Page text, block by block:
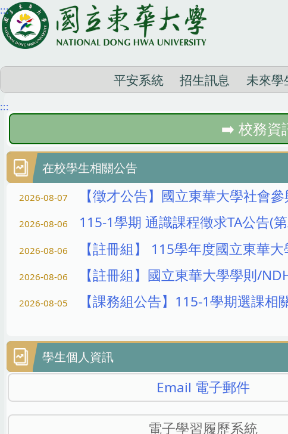
跳
到
主
容
區
:::
平安系統 招生訊息 未來學
:::
校務資
在校學生相關公告
2026-08-07 【徵才公告】國立東華大學社會
2026-08-06 115-1學期 通識課程徵求TA公告(
2026-08-06 【註冊組】 115學年度國立東華
2026-08-06 【註冊組】國立東華大學學則/
2026-08-05 【課務組公告】115-1學期選課
學生個人資訊
Email 電子郵件
電子學習履歷系統